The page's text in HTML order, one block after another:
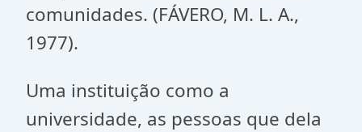
comunidades. (FÁVERO, M. L. A.,
1977).
Uma instituição como a
universidade, as pessoas que dela